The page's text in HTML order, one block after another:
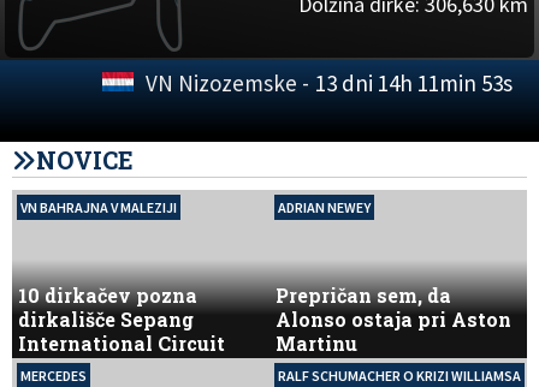
13 dni 14h 11min 52s
VN Nizozemske -
NOVICE
VN BAHRAJNA V MALEZIJI
10 dirkačev pozna
dirkališče Sepang
International Circuit
ADRIAN NEWEY
Prepričan sem, da
Alonso ostaja pri Aston
Martinu
MERCEDES RALF SCHUMACHER O KRIZI WILLIAMSA